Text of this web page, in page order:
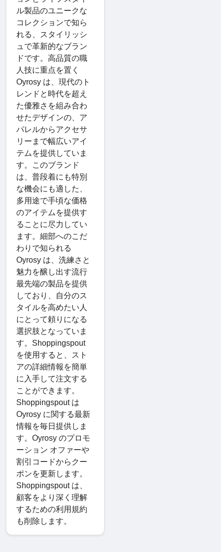
ル製品のユニークな
コレクションで知ら
れる、スタイリッシ
ュで革新的なブラン
ドです。高品質の職
人技に重点を置く
Oyrosy は、現代のト
レンドと時代を超え
た優雅さを組み合わ
せたデザインの、ア
パレルからアクセサ
リーまで幅広いアイ
テムを提供していま
す。このブランド
は、普段着にも特別
な機会にも適した、
多用途で手頃な価格
のアイテムを提供す
ることに尽力してい
ます。細部へのこだ
わりで知られる
Oyrosy は、洗練さと
魅力を醸し出す流行
最先端の製品を提供
しており、自分のス
タイルを高めたい人
にとって頼りになる
選択肢となっていま
す。Shoppingspout
を使用すると、スト
アの詳細情報を簡単
に入手して注文する
ことができます。
Shoppingspout は
Oyrosy に関する最新
情報を毎日提供しま
す。Oyrosy のプロモ
ーション オファーや
割引コードからクー
ポンを更新します。
Shoppingspout は、
顧客をより深く理解
するための利用規約
も削除します。